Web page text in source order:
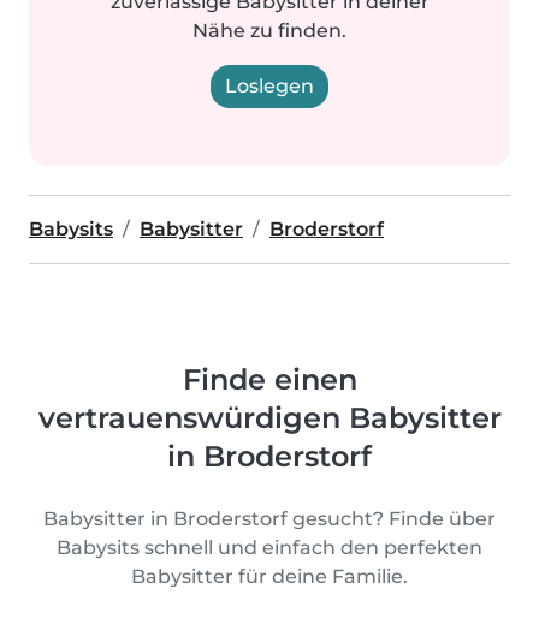
Nähe zu finden.
Loslegen
Babysits Babysitter Broderstorf
Finde einen
vertrauenswürdigen Babysitter
in Broderstorf
Babysitter in Broderstorf gesucht? Finde über
Babysits schnell und einfach den perfekten
Babysitter für deine Familie.